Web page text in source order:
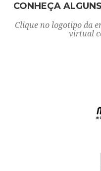
CONHEÇA
Clique no logotipo da
virtual